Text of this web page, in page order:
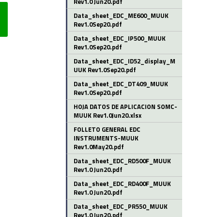
Data_sheet_EDC_ME600_MUUK
Rev1.0Sep20.pdf
Data_sheet_EDC_IP500_MUUK
Rev1.0Sep20.pdf
Data_sheet_EDC_ID52_display_M
UUK Rev1.0Sep20.pdf
Data_sheet_EDC_DT409_MUUK
Rev1.0Sep20.pdf
HOJA DATOS DE APLICACION SOMC-
MUUK Rev1.0Jun20.xlsx
FOLLETO GENERAL EDC
INSTRUMENTS-MUUK
Rev1.0May20.pdf
Data_sheet_EDC_RD500F_MUUK
Rev1.0 Jun20.pdf
Data_sheet_EDC_RD400F_MUUK
Rev1.0 Jun20.pdf
Data_sheet_EDC_PR550_MUUK
Rev1.0 Jun20.pdf